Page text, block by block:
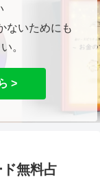
ないためにも
。
>
無料占